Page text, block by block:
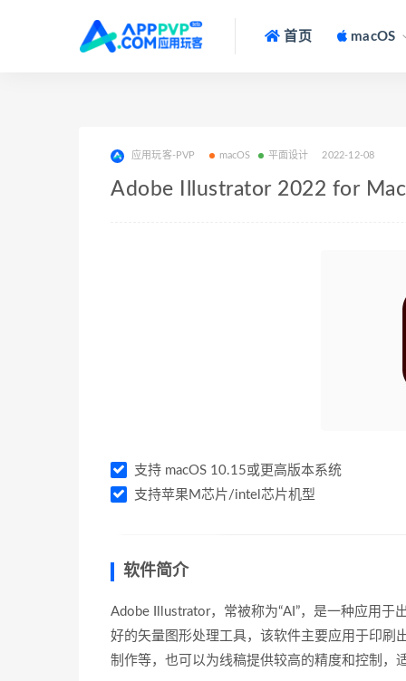
首页 macOS
应用玩客-PVP macOS 平面设计 2022-12-08
Adobe Illustrator 2022 for
支持 macOS 10.15或更高版本系统
支持苹果M芯片/intel芯片机型
软件简介
Adobe Illustrator，常被称为“AI”，是一种应用
好的矢量图形处理工具，该软件主要应用于印刷
制作等，也可以为线稿提供较高的精度和控制，